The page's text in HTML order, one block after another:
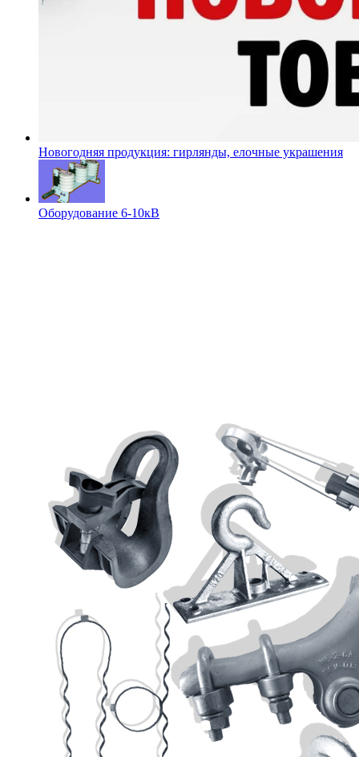
Новогодняя продукция: гирлянды, елочные украшения
Оборудование 6-10кВ